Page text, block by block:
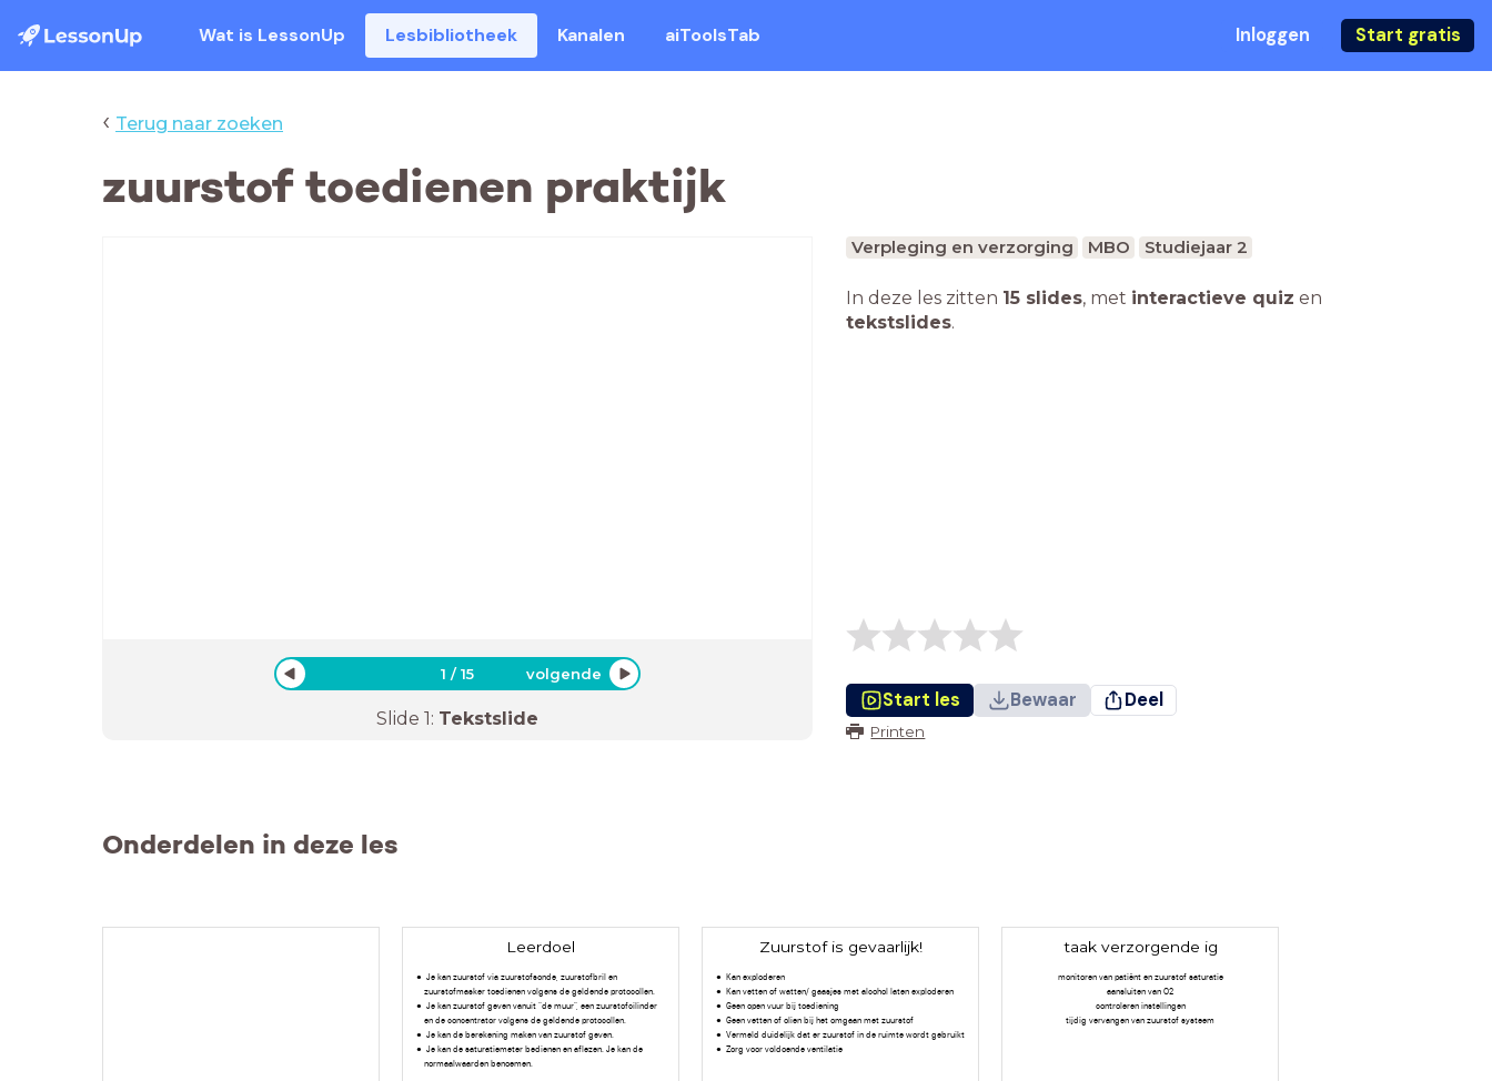
Wat is LessonUp Lesbibliotheek Kanalen aiToolsTab Inloggen Start gratis
‹ Terug naar zoeken
zuurstof toedienen praktijk
1 /15 volgende
Slide 1: Tekstslide
Verpleging en verzorging MBO Studiejaar 2
In deze les zitten 15 slides, met interactieve quiz en
tekstslides.
Start les Bewaar Deel
Printen
Onderdelen in deze les
Leerdoel
Je kan zuurstof via zuurstofsonde, zuurstofbril en
zuurstofmasker toedienen volgens de geldende protocollen.
Je kan zuurstof geven vanuit "de muur", een zuurstofcilinder
en de concentrator volgens de geldende protocollen.
Je kan de berekening maken van zuurstof geven.
Je kan de saturatiemeter bedienen en aflezen. Je kan de
normaalwaarden benoemen.
Zuurstof is gevaarlijk!
Kan exploderen
Kan vetten of watten/ gaasjes met alcohol laten exploderen
Geen open vuur bij toediening
Geen vetten of olien bij het omgaan met zuurstof
Vermeld duidelijk dat er zuurstof in de ruimte wordt gebruikt
Zorg voor voldoende ventilatie
taak verzorgende ig
monitoren van patiënt en zuurstof saturatie
aansluiten van O2
controleren instellingen
tijdig vervangen van zuurstof systeem